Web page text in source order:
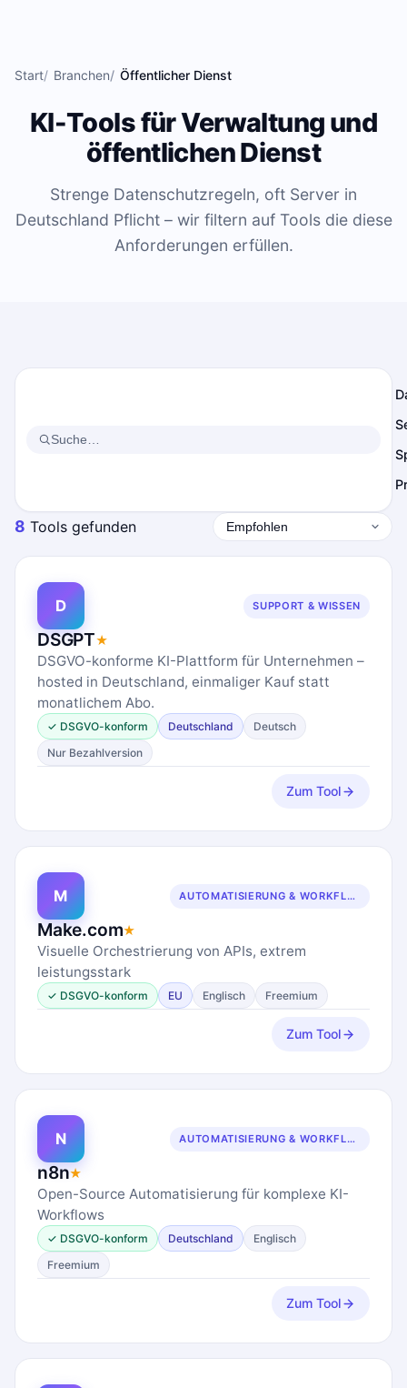
Start Branchen Öffentlicher Dienst
KI-Tools für Verwaltung und
öffentlichen Dienst
Strenge Datenschutzregeln, oft Server in
Deutschland Pflicht – wir filtern auf Tools die diese
Anforderungen erfüllen.
8 Tools gefunden
D SUPPORT & WISSEN
DSGPT★
DSGVO-konforme KI-Plattform für Unternehmen –
hosted in Deutschland, einmaliger Kauf statt
monatlichem Abo.
✓ DSGVO-konform Deutschland
Deutsch
Nur Bezahlversion
Zum Tool
M AUTOMATISIERUNG & WORKFLOWS
Make.com★
Visuelle Orchestrierung von APIs, extrem
leistungsstark
✓ DSGVO-konform EU Englisch Freemium
Zum Tool
N AUTOMATISIERUNG & WORKFLOWS
n8n★
Open-Source Automatisierung für komplexe KI-
Workflows
✓ DSGVO-konform Deutschland
Englisch
Freemium
Zum Tool